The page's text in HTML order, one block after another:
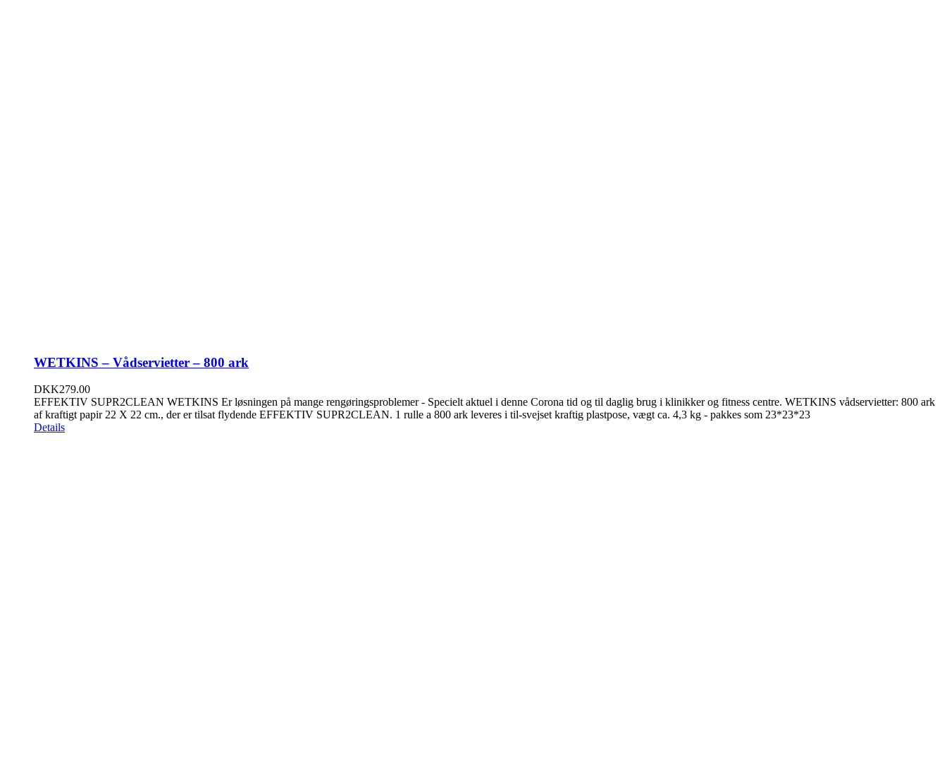
WETKINS – Vådservietter – 800 ark
DKK279.00
EFFEKTIV SUPR2CLEAN WETKINS Er løsningen på mange rengøringsproblemer - Specielt aktuel i denne Corona tid og til daglig brug i klinikker og fitness centre. WETKINS vådservietter: 800 ark
af kraftigt papir 22 X 22 cm., der er tilsat flydende EFFEKTIV SUPR2CLEAN. 1 rulle a 800 ark leveres i til-svejset kraftig plastpose, vægt ca. 4,3 kg - pakkes som 23*23*23
Details